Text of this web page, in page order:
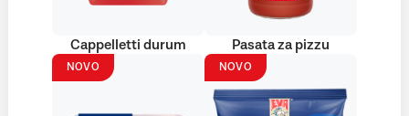
Cappelletti durum Pasata za pizzu
NOVO NOVO